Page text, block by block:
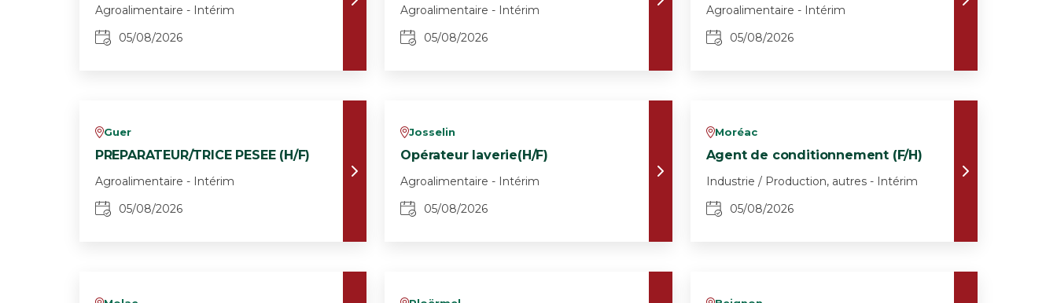
Agroalimentaire - Intérim
05/08/2026
Agroalimentaire - Intérim
05/08/2026
Agroalimentaire - Intérim
05/08/2026
vGuer
PREPARATEUR/TRICE PESEE (H/F)
Agroalimentaire - Intérim
05/08/2026
vJosselin
Opérateur laverie(H/F)
Agroalimentaire - Intérim
05/08/2026
vMoréac
Agent de conditionnement (F/H)
Industrie / Production, autres - Intérim
05/08/2026